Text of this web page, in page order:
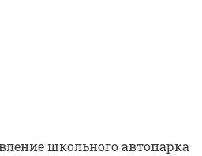
школьного автопарка